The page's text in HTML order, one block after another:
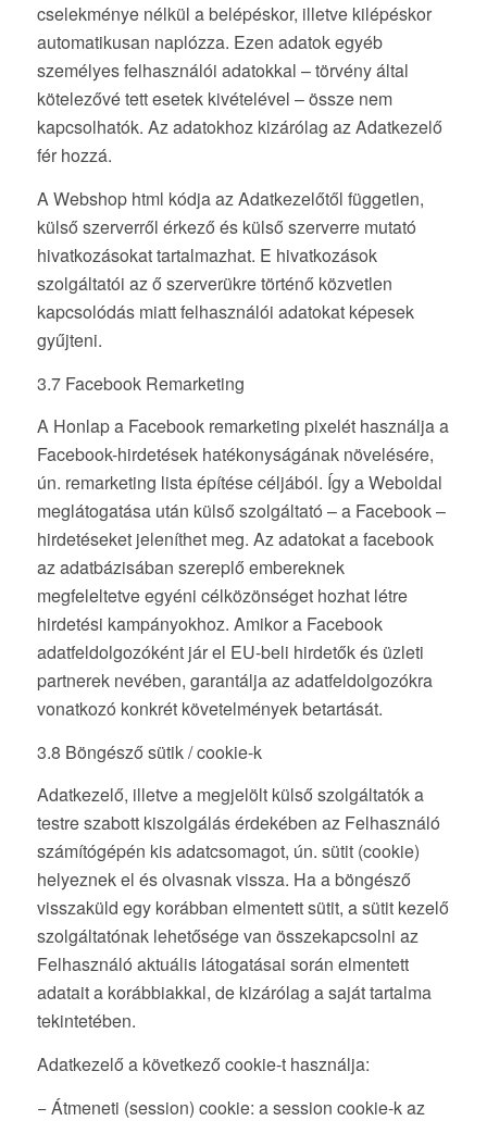
cselekménye nélkül a belépéskor, illetve kilépéskor
automatikusan naplózza. Ezen adatok egyéb
személyes felhasználói adatokkal – törvény által
kötelezővé tett esetek kivételével – össze nem
kapcsolhatók. Az adatokhoz kizárólag az Adatkezelő
fér hozzá.
A Webshop html kódja az Adatkezelőtől független,
külső szerverről érkező és külső szerverre mutató
hivatkozásokat tartalmazhat. E hivatkozások
szolgáltatói az ő szerverükre történő közvetlen
kapcsolódás miatt felhasználói adatokat képesek
gyűjteni.
3.7 Facebook Remarketing
A Honlap a Facebook remarketing pixelét használja a
Facebook-hirdetések hatékonyságának növelésére,
ún. remarketing lista építése céljából. Így a Weboldal
meglátogatása után külső szolgáltató – a Facebook –
hirdetéseket jeleníthet meg. Az adatokat a facebook
az adatbázisában szereplő embereknek
megfeleltetve egyéni célközönséget hozhat létre
hirdetési kampányokhoz. Amikor a Facebook
adatfeldolgozóként jár el EU-beli hirdetők és üzleti
partnerek nevében, garantálja az adatfeldolgozókra
vonatkozó konkrét követelmények betartását.
3.8 Böngésző sütik / cookie-k
Adatkezelő, illetve a megjelölt külső szolgáltatók a
testre szabott kiszolgálás érdekében az Felhasználó
számítógépén kis adatcsomagot, ún. sütit (cookie)
helyeznek el és olvasnak vissza. Ha a böngésző
visszaküld egy korábban elmentett sütit, a sütit kezelő
szolgáltatónak lehetősége van összekapcsolni az
Felhasználó aktuális látogatásai során elmentett
adatait a korábbiakkal, de kizárólag a saját tartalma
tekintetében.
Adatkezelő a következő cookie-t használja:
− Átmeneti (session) cookie: a session cookie-k az